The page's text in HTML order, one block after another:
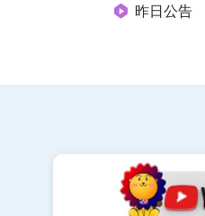
昨日公告